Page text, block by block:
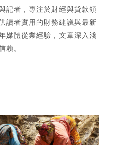
記者，專注於財經與貸款領
讀者實用的財務建議與最新
媒體從業經驗，文章深入淺
賴。